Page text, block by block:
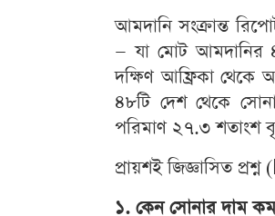
আমদানি সংক্রান্ত
— যা মোট আমদানির
দক্ষিণ আফ্রিকা থেকে
৪৮টি দেশ থেকে
পরিমাণ ২৭.৩ শতাংশ
প্রায়শই জিজ্ঞাসিত
১. কেন সোনার দাম